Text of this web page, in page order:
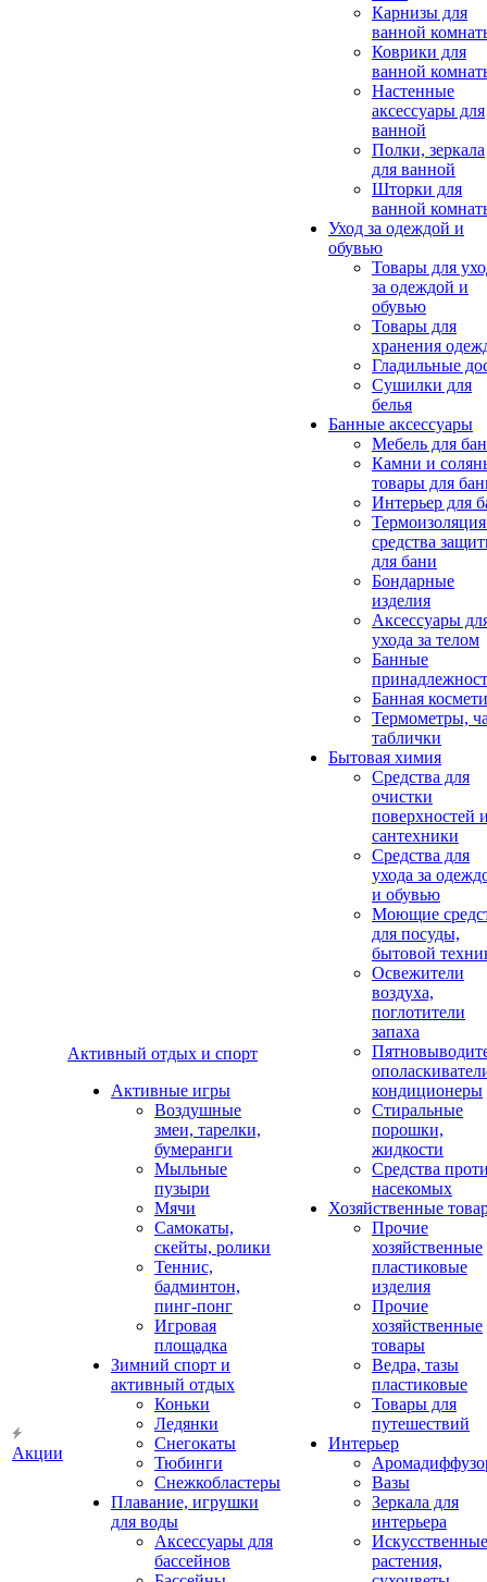
Акции
Активный отдых и спорт
Активные игры
Воздушные
змеи, тарелки,
бумеранги
Мыльные
пузыри
Мячи
Самокаты,
скейты, ролики
Теннис,
бадминтон,
пинг-понг
Игровая
площадка
Зимний спорт и
активный отдых
Коньки
Ледянки
Снегокаты
Тюбинги
Снежкобластеры
Плавание, игрушки
для воды
Аксессуары для
бассейнов
Карнизы для
ванной
Коврики для
ванной
Настенные
аксессуары для
ванной
Полки, зеркала
для ванной
Шторки для
ванной
Уход за одеждой и
обувью
Товары для
за одеждой и
обувью
Товары для
хранения
Гладильные
Сушилки для
белья
Банные аксессуары
Мебель для
Камни и
товары для
Интерьер для
средства
для бани
Бондарные
изделия
Аксеcсуары
ухода за телом
Банные
Банная
Термометры,
таблички
Бытовая химия
Средства для
очистки
поверхностей
сантехники
Средства для
ухода за
и обувью
Моющие
для посуды,
бытовой
Освежители
воздуха,
поглотители
запаха
кондиционеры
Стиральные
порошки,
жидкости
Средства
насекомых
Хозяйственные
Прочие
хозяйственные
пластиковые
изделия
Прочие
хозяйственные
товары
Ведра, тазы
пластиковые
Товары для
путешествий
Интерьер
Вазы
Зеркала для
интерьера
Искусственные
растения,